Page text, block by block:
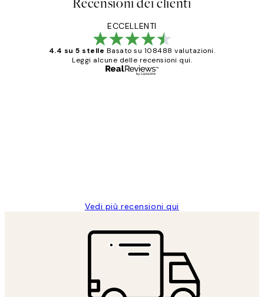
ECCELLENTI
4.4 su 5 stelle Basato su 108488 valutazioni.
Leggi alcune delle recensioni qui.
Vedi più recensioni qui